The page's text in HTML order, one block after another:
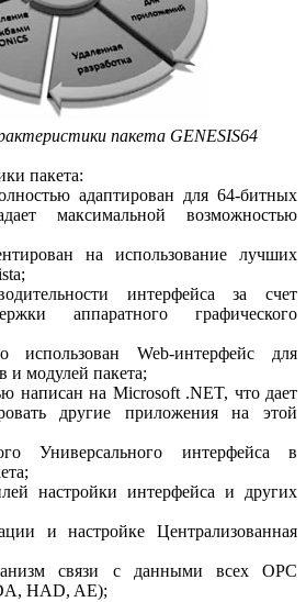
пакета GENESIS64
пакета:
адаптирован для 64-битных
максимальной возможностью
на использование лучших
интерфейса за счет
аппаратного графического
использован Web-интерфейс для
и модулей пакета;
написан на Microsoft .NET, что дает
другие приложения на этой
Универсального интерфейса в
настройки интерфейса и других
и настройке Централизованная
связи с данными всех ОРС
HAD, AE);